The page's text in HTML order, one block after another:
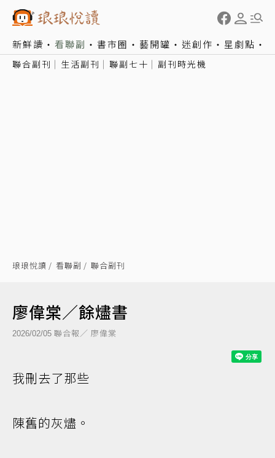
新鮮讀 看聯副 書市圈 藝開罐 迷創作 星劇點
聯合副刊 生活副刊 聯副七十 副刊時光機
琅琅悅讀 看聯副 聯合副刊
廖偉棠／餘燼書
2026/02/05 聯合報／ 廖偉棠
我刪去了那些
陳舊的灰燼。